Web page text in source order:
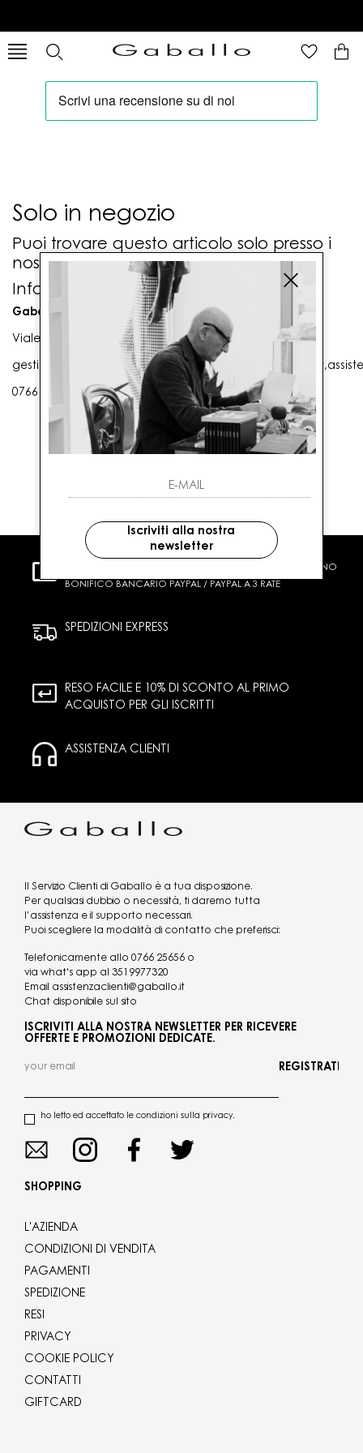
Solo in negozio
Puoi trovare questo articolo solo presso i
nostri punti vendita:
Info contatti
Gaballo Mario srl
Viale G. Matteotti n. 23 00053 Civitavecchia (RM)
0766 25656
CARTA DI CREDITO CONTRASSEGNO
BONIFICO BANCARIO PAYPAL / PAYPAL A 3 RATE
SPEDIZIONI EXPRESS
RESO FACILE E 10% DI SCONTO AL PRIMO
ACQUISTO PER GLI ISCRITTI
ASSISTENZA CLIENTI
Il Servizio Clienti di Gaballo è a tua disposizione.
Per qualsiasi dubbio o necessità, ti daremo tutta
l’assistenza e il supporto necessari.
Puoi scegliere la modalità di contatto che preferisci:
Telefonicamente allo 0766 25656 o
via what's app al 3519977320
Email assistenzaclienti@gaballo.it
Chat disponibile sul sito
ISCRIVITI ALLA NOSTRA NEWSLETTER PER RICEVERE
OFFERTE E PROMOZIONI DEDICATE.
ho letto ed accettato le condizioni sulla privacy.
REGISTRATI
SHOPPING
L'AZIENDA
CONDIZIONI DI VENDITA
PAGAMENTI
SPEDIZIONE
RESI
PRIVACY
COOKIE POLICY
CONTATTI
GIFTCARD
Iscriviti alla nostra
newsletter